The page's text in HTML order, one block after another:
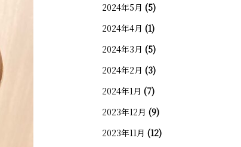
2024年5月 (5)
2024年4月 (1)
2024年3月 (5)
2024年2月 (3)
2024年1月 (7)
2023年12月 (9)
2023年11月 (12)